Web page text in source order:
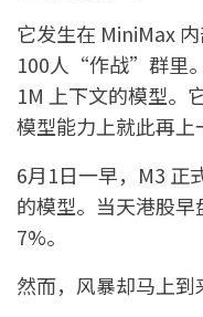
它发生在 MiniMax
100人“作战”群里
1M 上下文的模型。
模型能力上就此再上
6月1日一早，M3 正
的模型。当天港股
7%。
然而，风暴却马上到